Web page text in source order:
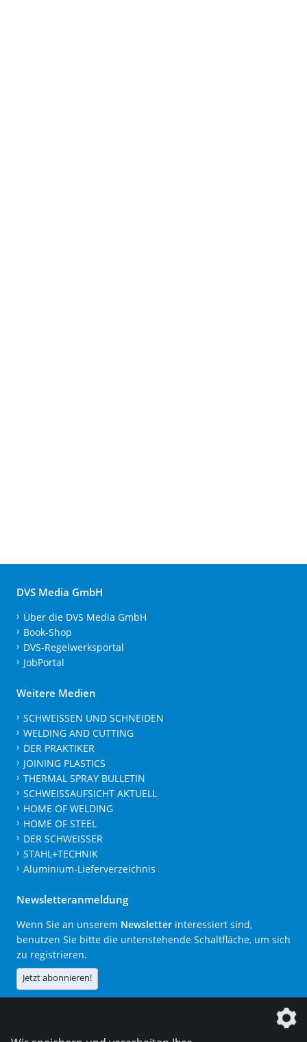
DVS Media GmbH
Über die DVS Media GmbH
Book-Shop
DVS-Regelwerksportal
JobPortal
Weitere Medien
SCHWEISSEN UND SCHNEIDEN
WELDING AND CUTTING
DER PRAKTIKER
JOINING PLASTICS
THERMAL SPRAY BULLETIN
SCHWEISSAUFSICHT AKTUELL
HOME OF WELDING
HOME OF STEEL
DER SCHWEISSER
STAHL+TECHNIK
Aluminium-Lieferverzeichnis
Newsletteranmeldung
Wenn Sie an unserem Newsletter interessiert sind,
benutzen Sie bitte die untenstehende Schaltfläche, um sich
zu registrieren.
Jetzt abonnieren!
Die DVS Media GmbH ist ein Unternehmen der